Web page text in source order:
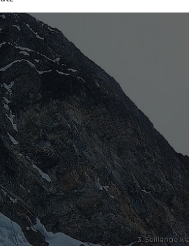
3. Seillänge